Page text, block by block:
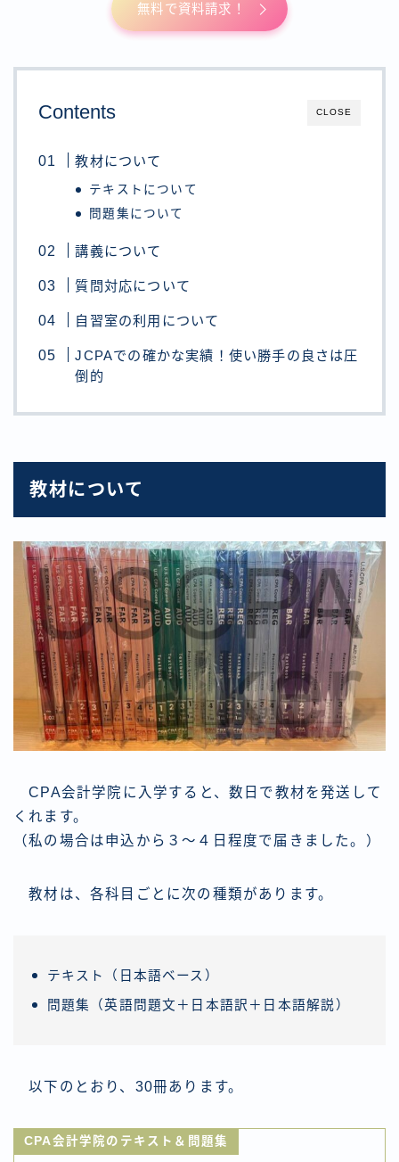
無料で資料請求！
CLOSE
Contents
教材について
テキストについて
問題集について
講義について
質問対応について
自習室の利用について
JCPAでの確かな実績！使い勝手の良さは圧
倒的
教材について
CPA会計学院に入学すると、数日で教材を発送して
くれます。
（私の場合は申込から３〜４日程度で届きました。）
教材は、各科目ごとに次の種類があります。
テキスト（日本語ベース）
問題集（英語問題文＋日本語訳＋日本語解説）
以下のとおり、30冊あります。
CPA会計学院のテキスト＆問題集